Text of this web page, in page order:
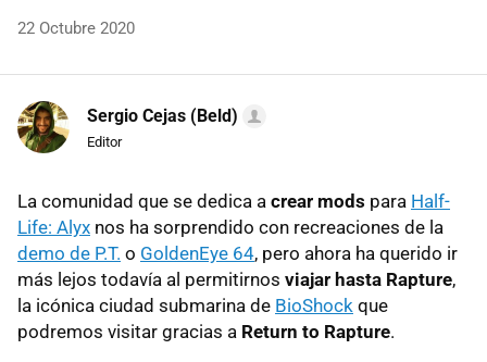
22 Octubre 2020
Sergio Cejas (Beld)
Editor
La comunidad que se dedica a crear mods para Half-
Life: Alyx nos ha sorprendido con recreaciones de la
demo de P.T. o GoldenEye 64, pero ahora ha querido ir
más lejos todavía al permitirnos viajar hasta Rapture,
la icónica ciudad submarina de BioShock que
podremos visitar gracias a Return to Rapture.